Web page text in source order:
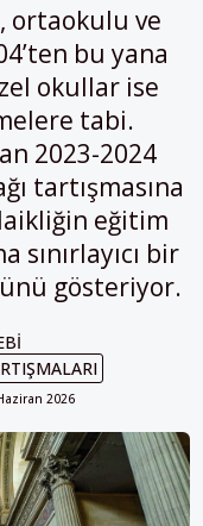
ortaokulu ve
bu yana
okullar ise
tabi.
2023-2024
tartışmasına
eğitim
sınırlayıcı bir
gösteriyor.
2026